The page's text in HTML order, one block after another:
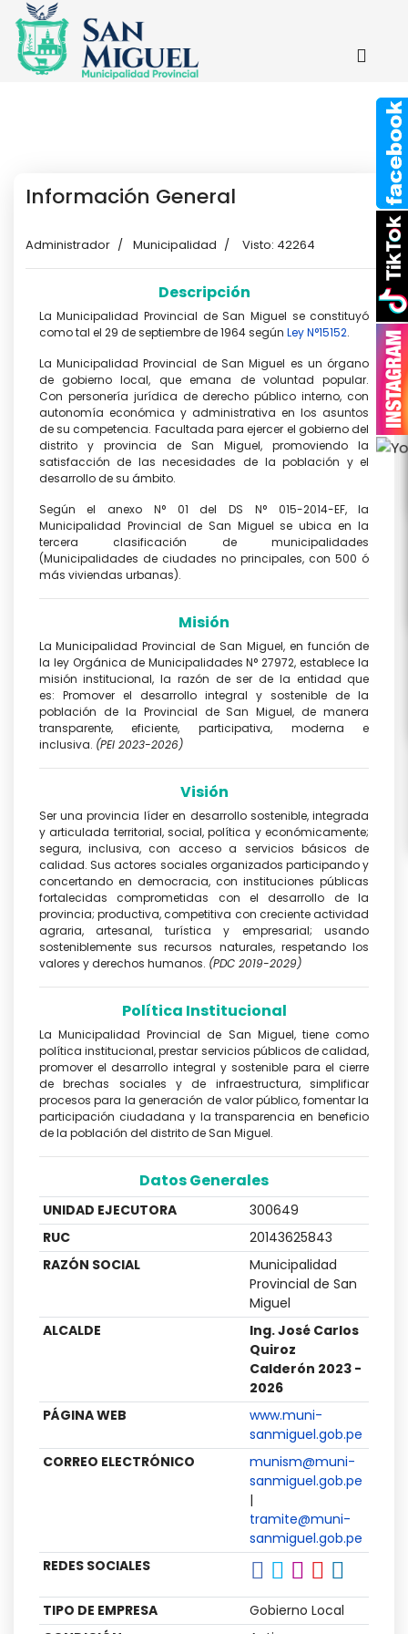
Información General
Administrador Municipalidad Visto: 42264
Descripción
La Municipalidad Provincial de San Miguel se constituyó
como tal el 29 de septiembre de 1964 según Ley N°15152.
La Municipalidad Provincial de San Miguel es un órgano
de gobierno local, que emana de voluntad popular.
Con personería jurídica de derecho público interno, con
autonomía económica y administrativa en los asuntos
de su competencia. Facultada para ejercer el gobierno del
distrito y provincia de San Miguel, promoviendo la
satisfacción de las necesidades de la población y el
desarrollo de su ámbito.
Según el anexo N° 01 del DS N° 015-2014-EF, la
Municipalidad Provincial de San Miguel se ubica en la
tercera clasificación de municipalidades
(Municipalidades de ciudades no principales, con 500 ó
más viviendas urbanas).
Misión
La Municipalidad Provincial de San Miguel, en función de
la ley Orgánica de Municipalidades N° 27972, establece la
misión institucional, la razón de ser de la entidad que
es: Promover el desarrollo integral y sostenible de la
población de la Provincial de San Miguel, de manera
transparente, eficiente, participativa, moderna e
inclusiva. (PEI 2023-2026)
Visión
Ser una provincia líder en desarrollo sostenible, integrada
y articulada territorial, social, política y económicamente;
segura, inclusiva, con acceso a servicios básicos de
calidad. Sus actores sociales organizados participando y
concertando en democracia, con instituciones públicas
fortalecidas comprometidas con el desarrollo de la
provincia; productiva, competitiva con creciente actividad
agraria, artesanal, turística y empresarial; usando
sosteniblemente sus recursos naturales, respetando los
valores y derechos humanos. (PDC 2019-2029)
Política Institucional
La Municipalidad Provincial de San Miguel, tiene como
política institucional, prestar servicios públicos de calidad,
promover el desarrollo integral y sostenible para el cierre
de brechas sociales y de infraestructura, simplificar
procesos para la generación de valor público, fomentar la
participación ciudadana y la transparencia en beneficio
de la población del distrito de San Miguel.
Datos Generales
UNIDAD EJECUTORA
300649
RUC
20143625843
RAZÓN SOCIAL
Municipalidad
Provincial de San
Miguel
ALCALDE
Ing. José Carlos
Quiroz
Calderón 2023 -
2026
PÁGINA WEB
www.muni-
sanmiguel.gob.pe
CORREO ELECTRÓNICO
munism@muni-
sanmiguel.gob.pe
|
tramite@muni-
sanmiguel.gob.pe
REDES SOCIALES
TIPO DE EMPRESA
Gobierno Local